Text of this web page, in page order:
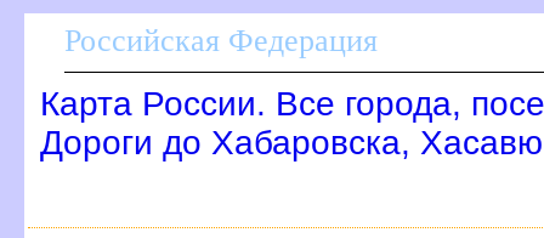
Российская Федерация
Карта России. Все города,
Дороги до Хабаровска,